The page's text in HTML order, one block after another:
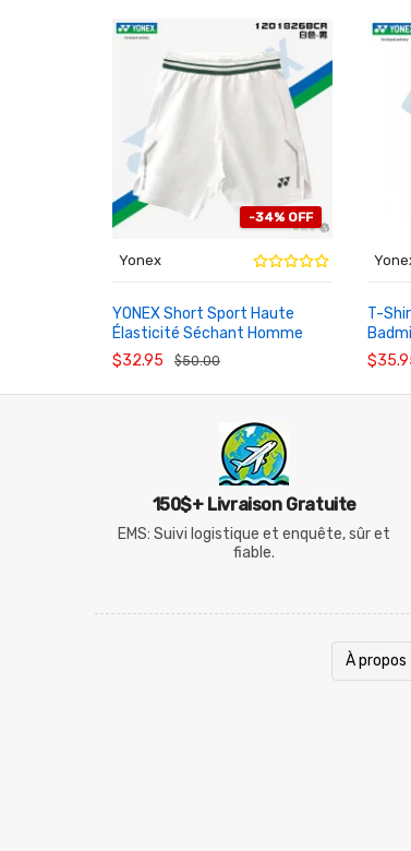
-34% OFF
Yonex
YONEX Short Sport Haute
Élasticité Séchant Homme
Badminton 1201826BCR
$32.95 $50.00
AU PANIER
T-
2026
AU
150$+ Livraison Gratuite
EMS: Suivi logistique et enquête, sûr et
fiable.
À propos